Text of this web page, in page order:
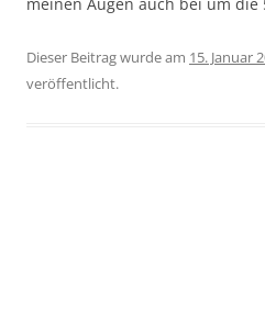
Dieser Beitrag wurde am 15. Januar
veröffentlicht.